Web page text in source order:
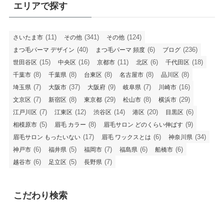
エリアで探す
さいたま市 (11) その他 (341) その他 (124)
まつ毛パーマ デザイン (40) まつ毛パーマ 頻度 (6) ブログ (236)
世田谷区 (15) 中央区 (16) 京都市 (11) 北区 (6) 千代田区 (18)
千葉市 (8) 千葉県 (8) 台東区 (8) 名古屋市 (8) 品川区 (8)
埼玉県 (7) 大阪市 (37) 大阪府 (9) 岐阜県 (7) 川崎市 (16)
文京区 (7) 新宿区 (8) 東京都 (29) 松山市 (8) 横浜市 (29)
江戸川区 (7) 江東区 (12) 渋谷区 (14) 港区 (20) 目黒区 (6)
相模原市 (5) 眉毛 カラー (8) 眉毛サロン どのくらい伸ばす (9)
眉毛サロン もったいない (17) 眉毛 ワックスとは (6) 神奈川県 (34)
神戸市 (6) 福井県 (5) 福岡市 (7) 福島県 (6) 船橋市 (6)
越谷市 (6) 足立区 (5) 長野県 (7)
こだわり検索